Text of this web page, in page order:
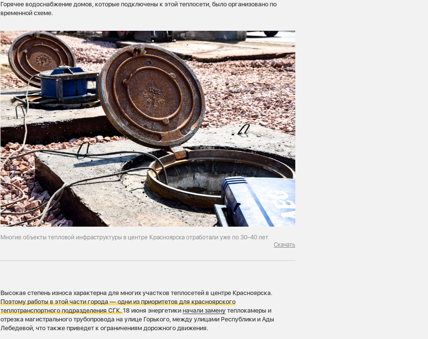
Горячее водоснабжение домов, которые подключены к этой теплосети, было организовано по
временной схеме.
Многие объекты тепловой инфраструктуры в центре Красноярска отработали уже по 30–40 лет
Скачать
Высокая степень износа характерна для многих участков теплосетей в центре Красноярска.
Поэтому работы в этой части города — одни из приоритетов для красноярского
теплотранспортного подразделения СГК.18 июня энергетикиначали замену теплокамеры и
отрезка магистрального трубопровода на улице Горького, между улицами Республики и Ады
Лебедевой, что также приведет к ограничениям дорожного движения.